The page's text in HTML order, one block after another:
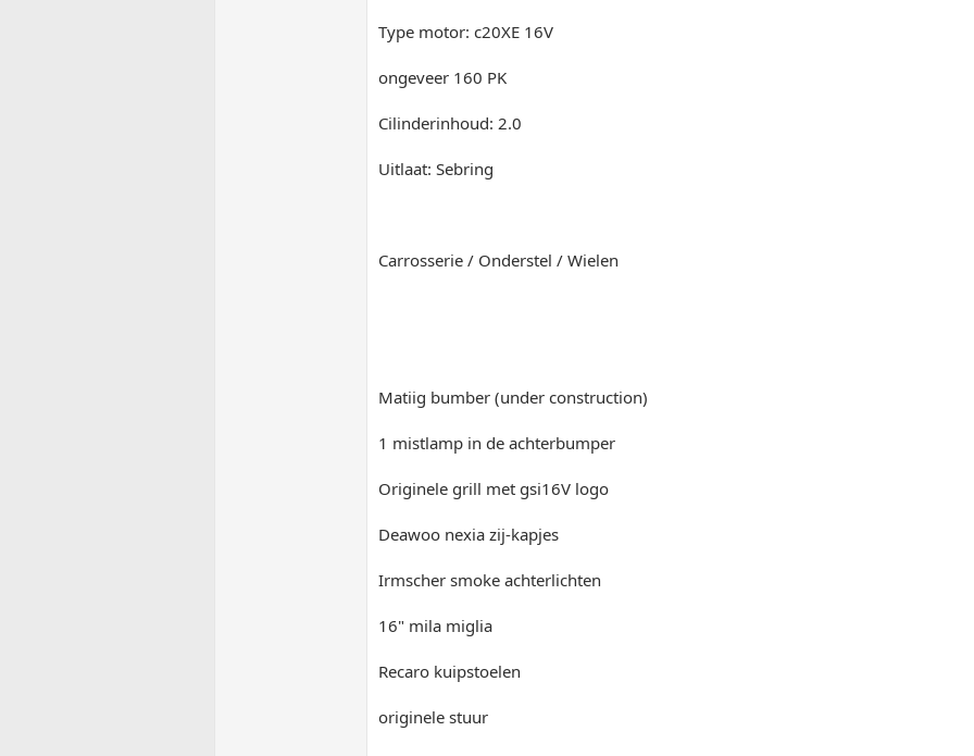
Type motor: c20XE 16V
ongeveer 160 PK
Cilinderinhoud: 2.0
Uitlaat: Sebring
Carrosserie / Onderstel / Wielen
Matiig bumber (under construction)
1 mistlamp in de achterbumper
Originele grill met gsi16V logo
Deawoo nexia zij-kapjes
Irmscher smoke achterlichten
16" mila miglia
Recaro kuipstoelen
originele stuur